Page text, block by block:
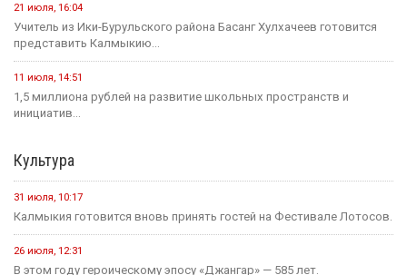
21 июля, 16:04
Учитель из Ики-Бурульского района Басанг Хулхачеев готовится
представить Калмыкию...
11 июля, 14:51
1,5 миллиона рублей на развитие школьных пространств и
инициатив...
Культура
31 июля, 10:17
Калмыкия готовится вновь принять гостей на Фестивале Лотосов.
26 июля, 12:31
В этом году героическому эпосу «Джангар» — 585 лет.